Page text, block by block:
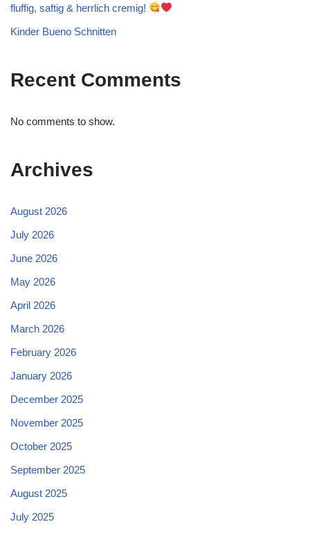
fluffig, saftig & herrlich cremig!
Kinder Bueno Schnitten
Recent Comments
No comments to show.
Archives
August 2026
July 2026
June 2026
May 2026
April 2026
March 2026
February 2026
January 2026
December 2025
November 2025
October 2025
September 2025
August 2025
July 2025